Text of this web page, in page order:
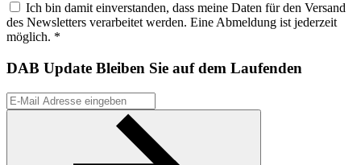
Ich bin damit einverstanden, dass meine Daten für den Versand
des Newsletters verarbeitet werden. Eine Abmeldung ist jederzeit
möglich. *
DAB Update Bleiben Sie auf dem Laufenden